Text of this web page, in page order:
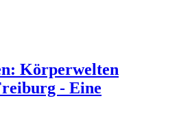
Körperwelten
- Eine